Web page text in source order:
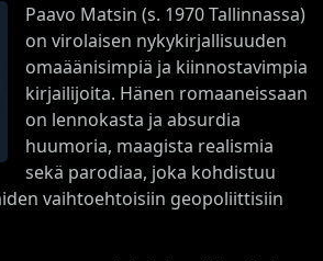
Paavo Matsin (s. 1970 Tallinnassa)
on virolaisen nykykirjallisuuden
omaäänisimpiä ja kiinnostavimpia
kirjailijoita. Hänen romaaneissaan
on lennokasta ja absurdia
huumoria, maagista realismia
sekä parodiaa, joka kohdistuu
vaihtoehtoisiin geopoliittisiin